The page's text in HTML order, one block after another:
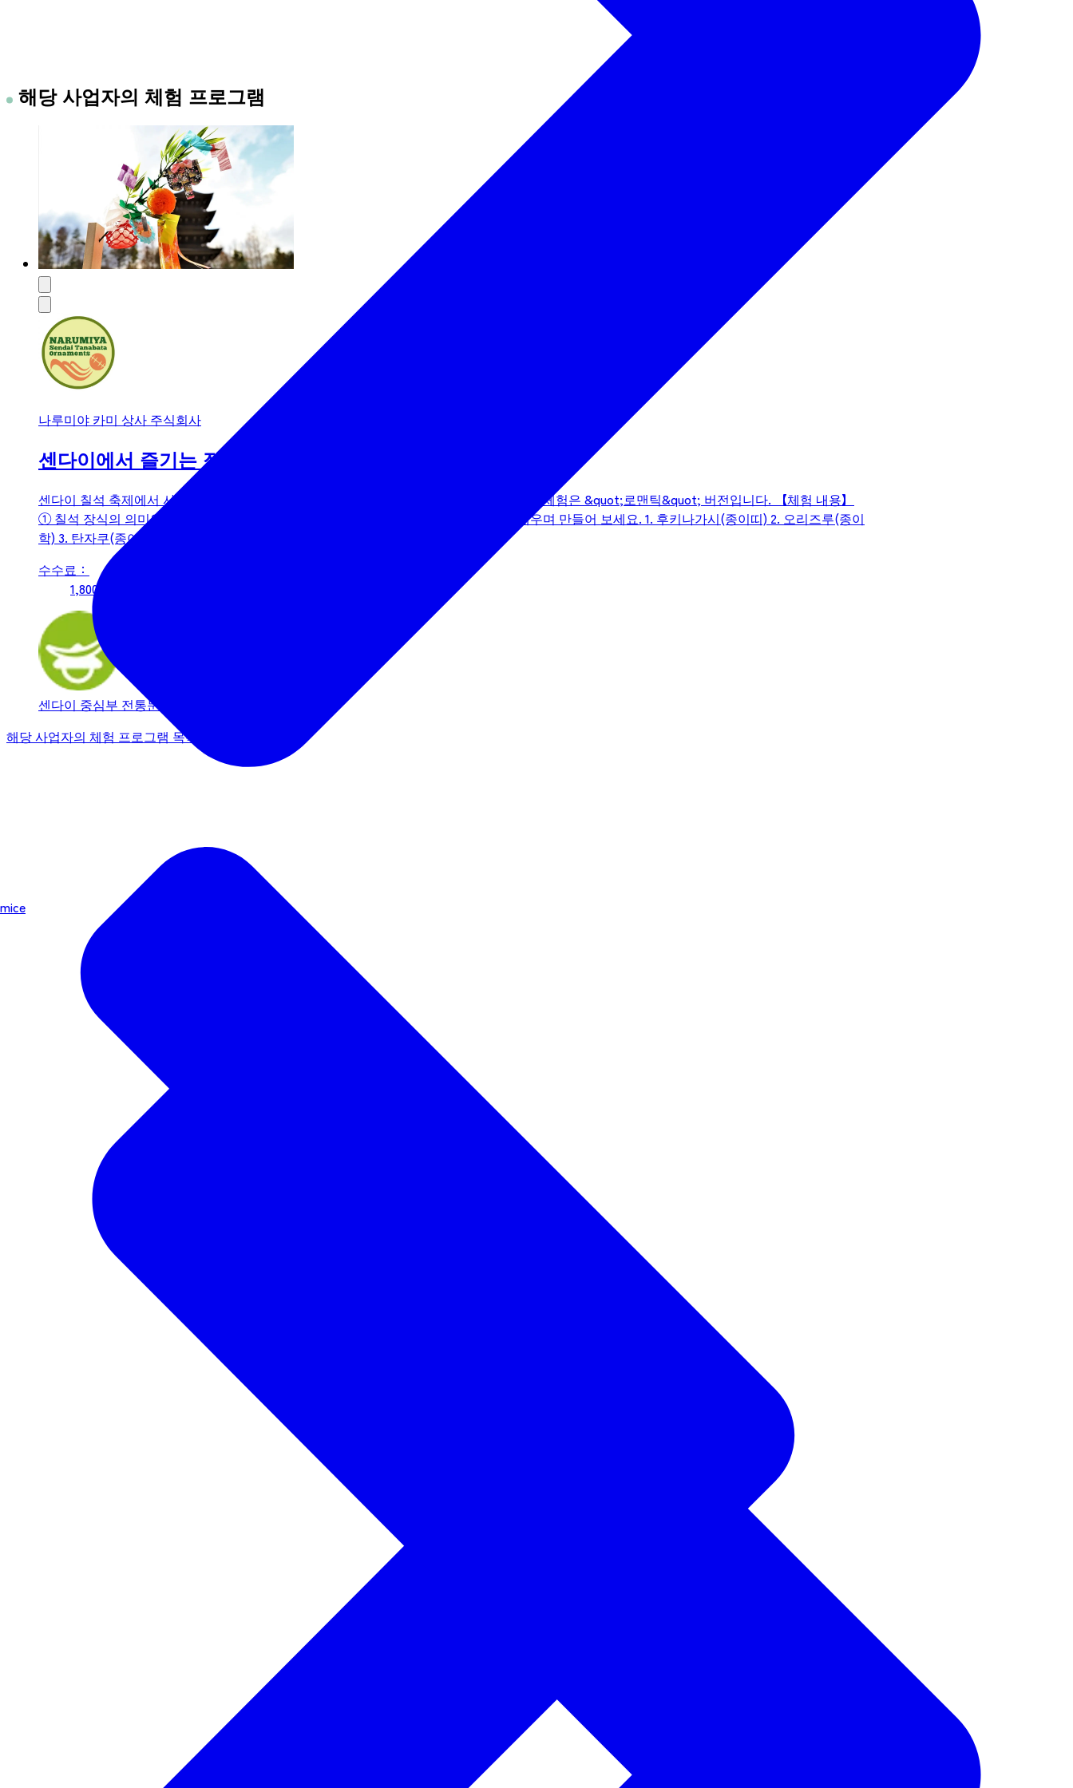
mice
해당 사업자의 체험 프로그램
나루미야 카미 상사 주식회사
센다이에서 즐기는 정통 미니 타나바타 장식 제작 워크숍
센다이 칠석 축제에서 사용하는 것과 같은 일본 종이로 귀여운 기념품을 만들어 보세요! 이 체험은 &quot;로맨틱&quot; 버전입니다. 【체험 내용】
① 칠석 장식의 의미와 중요성에 대한 설명을 들어보세요. ② 일곱 가지 장식을 자세히 배우며 만들어 보세요. 1. 후키나가시(종이띠) 2. 오리즈루(종이
학) 3. 탄자쿠(종이띠) 4. 카미노키모노(종이...
수수료：
1,800 엔부터(세금 포함)
센다이 중심부 전통문화 / 체험활동
해당 사업자의 체험 프로그램 목록 보기